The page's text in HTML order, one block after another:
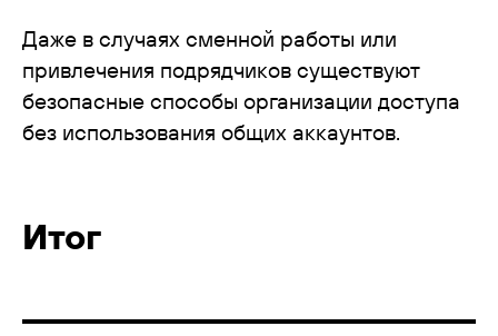
Даже в случаях сменной работы или
привлечения подрядчиков существуют
безопасные способы организации доступа
без использования общих аккаунтов.
Итог